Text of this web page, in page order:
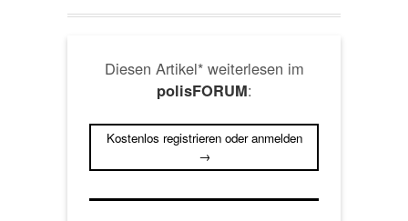
Diesen Artikel* weiterlesen im
polisFORUM:
Kostenlos registrieren oder anmelden
→